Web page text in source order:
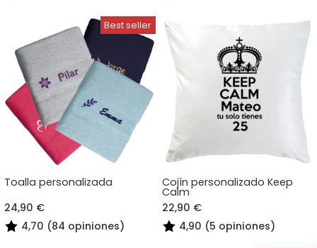
Toalla personalizada
24,90 €
4,70 (84 opiniones)
Cojín personalizado Keep
Calm
22,90 €
4,90 (5 opiniones)